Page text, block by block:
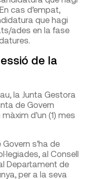
cas d’empat,
que hagi
ades en la fase
de la
la Junta Gestora
de Govern
d’un (1) mes
s’ha de
al Consell
Departament de
per a la seva